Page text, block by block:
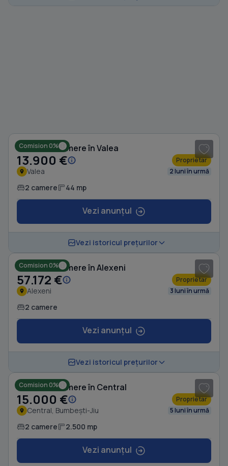
Comision 0%
Casă cu 2 camere în Valea
13.900 € Proprietar
Valea 2 luni în urmă
2 camere 44 mp
Vezi anunțul
Vezi istoricul prețurilor
Comision 0%
Casă cu 2 camere în Alexeni
57.172 € Proprietar
Alexeni 3 luni în urmă
2 camere
Vezi anunțul
Vezi istoricul prețurilor
Comision 0%
Casă cu 2 camere în Central
15.000 € Proprietar
Central, Bumbești-Jiu 5 luni în urmă
2 camere 2.500 mp
Vezi anunțul